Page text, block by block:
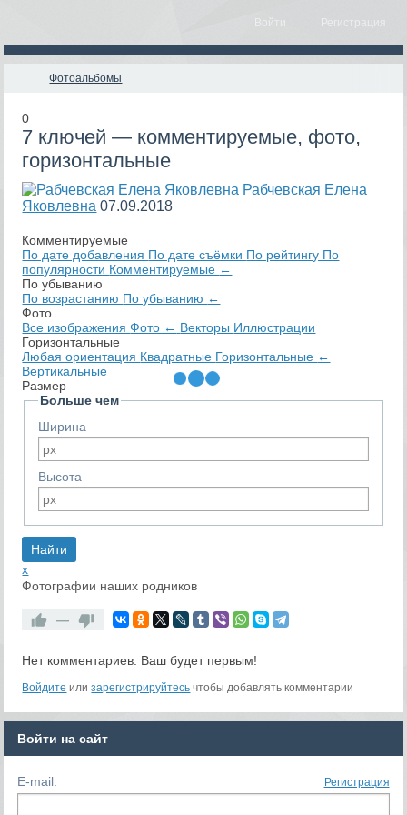
Войти Регистрация
Фотоальбомы
0
7 ключей — комментируемые, фото,
горизонтальные
Рабчевская Елена
Яковлевна 07.09.2018
Комментируемые
По дате добавления По дате съёмки По рейтингу По
популярности Комментируемые ←
По убыванию
По возрастанию По убыванию ←
Фото
Все изображенияФото ← Векторы Иллюстрации
Горизонтальные
Любая ориентация Квадратные Горизонтальные ←
Вертикальные
Размер
Больше чем
Ширина
Высота
x
Фотографии наших родников
—
Нет комментариев. Ваш будет первым!
Войдите илизарегистрируйтесь чтобы добавлять комментарии
Войти на сайт
E-mail: Регистрация